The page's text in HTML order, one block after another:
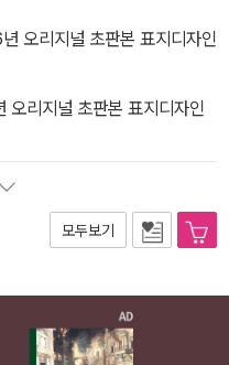
오리지널 초판본 표지디자인
리지널 초판본 표지디자인
모두보기